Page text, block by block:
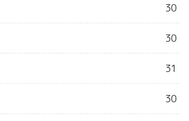
30
30
31
30